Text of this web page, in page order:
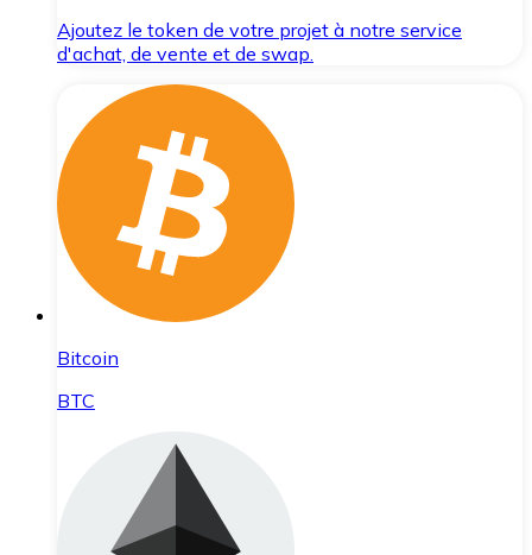
Ajoutez le token de votre projet à notre service
d'achat, de vente et de swap.
Bitcoin
BTC